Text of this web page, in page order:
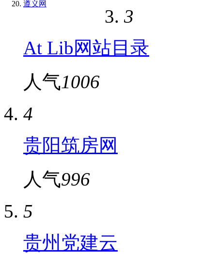
遵义网
3
At Lib网站目录
人气1006
4
贵阳筑房网
人气996
5
贵州党建云